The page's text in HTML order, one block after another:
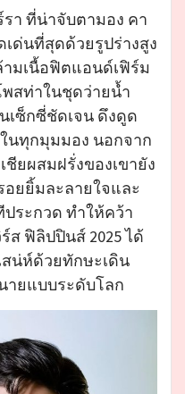
รา ที่น่าจับตามอง คา
เด่นที่สุดด้วยรูปร่างสูง
มเนื้อฟิตแอนด์เฟิร์ม
สท่าในชุดว่ายน้ำ
เซ็กซี่ชัดเจน ดึงดูด
นทุกมุมมอง นอกจาก
ยผสมฝรั่งของเขายัง
ยยิ้มละลายใจและ
ระกวด ทำให้คว้า
ส ฟิลิปปินส์ 2025 ได้
สน่ห์ด้วยทักษะเดิน
ายแบบระดับโลก